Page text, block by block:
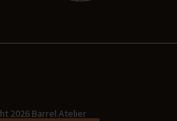
2026 Barrel Atelier